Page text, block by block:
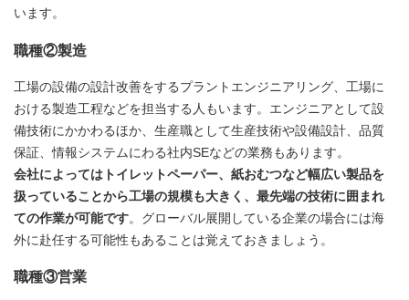
います。
職種②製造
工場の設備の設計改善をするプラントエンジニアリング、工場に
おける製造工程などを担当する人もいます。エンジニアとして設
備技術にかかわるほか、生産職として生産技術や設備設計、品質
保証、情報システムにわる社内SEなどの業務もあります。
会社によってはトイレットペーパー、紙おむつなど幅広い製品を
扱っていることから工場の規模も大きく、最先端の技術に囲まれ
ての作業が可能です。グローバル展開している企業の場合には海
外に赴任する可能性もあることは覚えておきましょう。
職種③営業